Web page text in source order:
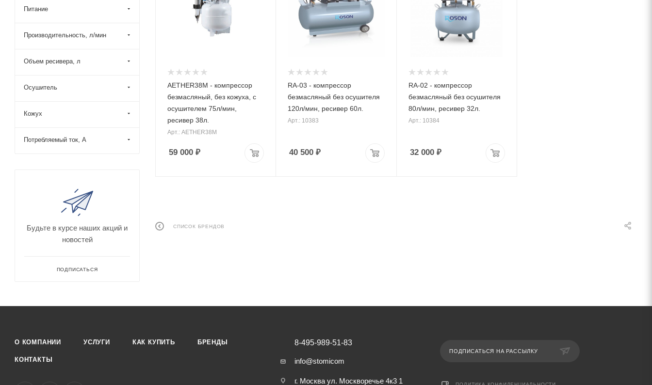
AETHER38M - компрессор
безмасляный, без кожуха, с
осушителем 75л/мин,
ресивер 38л.
Арт.: AETHER38M
59 000 ₽
RA-03 - компрессор
безмасляный без осушителя
120л/мин, ресивер 60л.
Арт.: 10383
40 500 ₽
RA-02 - компрессор
безмасляный без осушителя
80л/мин, ресивер 32л.
Арт.: 10384
32 000₽
СПИСОК БРЕНДОВ
Питание
Производительность, л/мин
Объем ресивера, л
Осушитель
Кожух
Потребляемый ток, А
Будьте в курсе наших акций и
новостей
ПОДПИСАТЬСЯ
О КОМПАНИИ УСЛУГИ КАК КУПИТЬ БРЕНДЫ
КОНТАКТЫ
8-495-989-51-83
info@stomicom
г. Москва ул. Москворечье 4к3 1
ПОДПИСАТЬСЯ НА РАССЫЛКУ